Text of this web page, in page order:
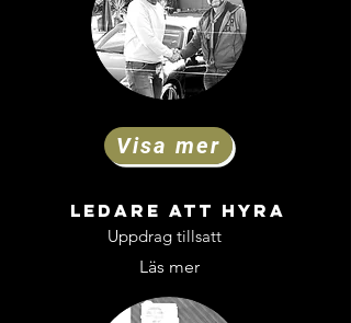
Visa mer
LEDARE ATT HYRA
Uppdrag tillsatt
Läs mer